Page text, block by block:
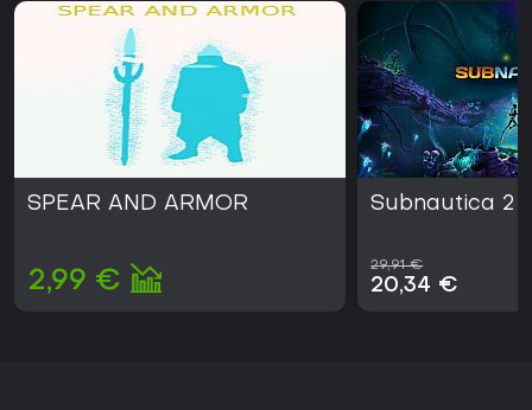
SPEAR AND ARMOR
2,99 €
Subnautica 2
29,91 €
20,34 €